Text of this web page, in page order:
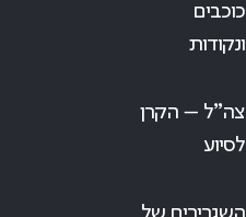
כוכבים
ונקודות
צה״ל – הקרן
לסיוע